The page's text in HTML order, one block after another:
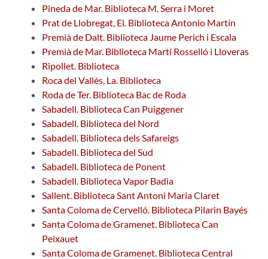
Pineda de Mar. Biblioteca M. Serra i Moret
Prat de Llobregat, El. Biblioteca Antonio Martín
Premià de Dalt. Biblioteca Jaume Perich i Escala
Premià de Mar. Biblioteca Martí Rosselló i Lloveras
Ripollet. Biblioteca
Roca del Vallès, La. Biblioteca
Roda de Ter. Biblioteca Bac de Roda
Sabadell. Biblioteca Can Puiggener
Sabadell. Biblioteca del Nord
Sabadell. Biblioteca dels Safareigs
Sabadell. Biblioteca del Sud
Sabadell. Biblioteca de Ponent
Sabadell. Biblioteca Vapor Badia
Sallent. Biblioteca Sant Antoni Maria Claret
Santa Coloma de Cervelló. Biblioteca Pilarin Bayés
Santa Coloma de Gramenet. Biblioteca Can
Peixauet
Santa Coloma de Gramenet. Biblioteca Central